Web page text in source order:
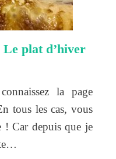
plat d’hiver
la page
tous les cas, vous
! Car depuis que je